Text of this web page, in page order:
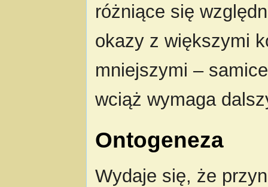
różniące się
okazy z większymi
mniejszymi –
wciąż wymaga
Ontogeneza
Wydaje się, że